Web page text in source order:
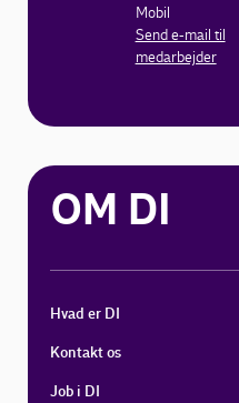
Mobil
Send e-mail til
medarbejder
OM DI
Hvad er DI
Kontakt os
Job i DI